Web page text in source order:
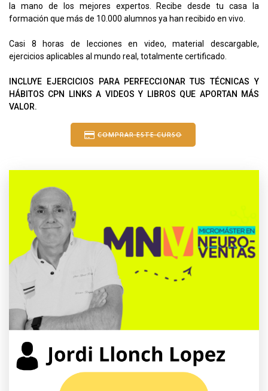
la mano de los mejores expertos. Recibe desde tu casa la
formación que más de 10.000 alumnos ya han recibido en vivo.
Casi 8 horas de lecciones en video, material descargable,
ejercicios aplicables al mundo real, totalmente certificado.
INCLUYE EJERCICIOS PARA PERFECCIONAR TUS TÉCNICAS Y
HÁBITOS CPN LINKS A VIDEOS Y LIBROS QUE APORTAN MÁS
VALOR.
COMPRAR ESTE CURSO